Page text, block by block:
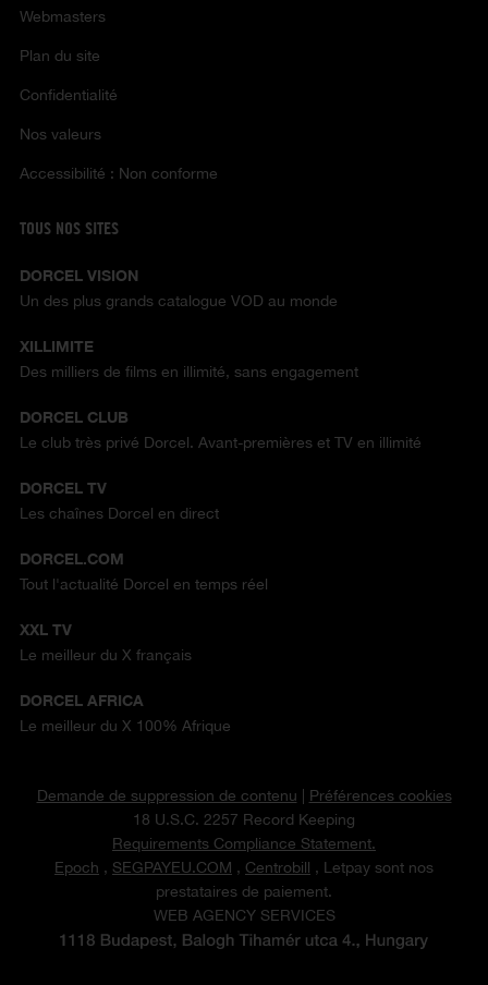
Webmasters
Plan du site
Confidentialité
Nos valeurs
Accessibilité : Non conforme
TOUS NOS SITES
DORCEL VISION
Un des plus grands catalogue VOD au monde
XILLIMITE
Des milliers de films en illimité, sans engagement
DORCEL CLUB
Le club très privé Dorcel. Avant-premières et TV en illimité
DORCEL TV
Les chaînes Dorcel en direct
DORCEL.COM
Tout l'actualité Dorcel en temps réel
XXL TV
Le meilleur du X français
DORCEL AFRICA
Le meilleur du X 100% Afrique
Demande de suppression de contenu | Préférences cookies
18 U.S.C. 2257 Record Keeping
Requirements Compliance Statement.
Epoch , SEGPAYEU.COM , Centrobill , Letpay sont nos
prestataires de paiement.
WEB AGENCY SERVICES